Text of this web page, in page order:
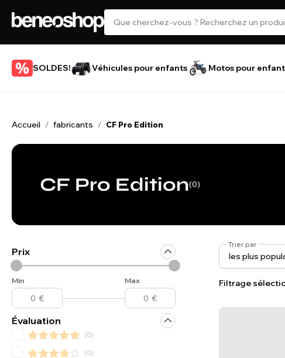
SOLDES! Véhicules pour enfants Motos pour
Accueil / fabricants / CF Pro Edition
CF Pro Edition(0)
Prix
Min Max
Évaluation
(0)
(0)
Trier par
Filtrage